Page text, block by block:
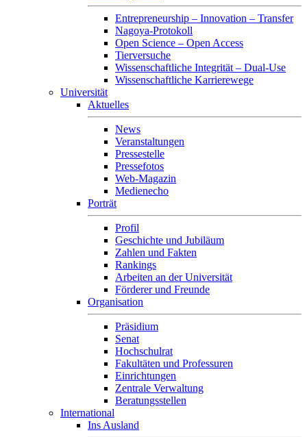
Entrepreneurship – Innovation – Transfer
Nagoya-Protokoll
Open Science – Open Access
Tierversuche
Wissenschaftliche Integrität – Dual-Use
Wissenschaftliche Karrierewege
Universität
Aktuelles
News
Veranstaltungen
Pressestelle
Pressefotos
Web-Magazin
Medienecho
Porträt
Profil
Geschichte und Jubiläum
Zahlen und Fakten
Rankings
Arbeiten an der Universität
Förderer und Freunde
Organisation
Präsidium
Senat
Hochschulrat
Fakultäten und Professuren
Einrichtungen
Zentrale Verwaltung
Beratungsstellen
International
Ins Ausland